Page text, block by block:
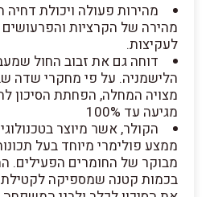
מהירות פעולה ויכולת
מהירה של הקרציות והפרעושים
לעקיצות.
דוחה גם את זבוב החול
הלישמניה. על פי מחקרי שדה
מצויה המחלה, הפחתת הסיכון
מגיעה עד 100%
הקולר, אשר מיוצר
ממצע פולימרי מיוחד בעל
מבוקר של החומרים הפעילים.
בכמות קטנה שמספיקה